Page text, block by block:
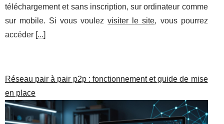
téléchargement et sans inscription, sur ordinateur comme
sur mobile. Si vous voulezvisiter le site, vous pourrez
accéder [...]
Réseau pair à pair p2p : fonctionnement et guide de mise
en place